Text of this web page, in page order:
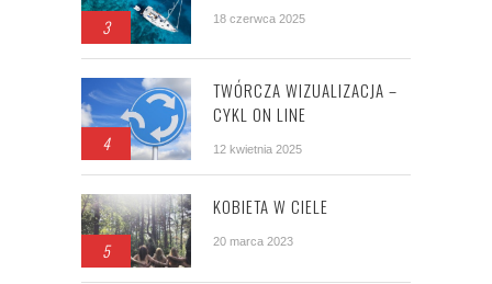
3 18 czerwca 2025
4
TWÓRCZA WIZUALIZACJA –
CYKL ON LINE
12 kwietnia 2025
5
KOBIETA W CIELE
20 marca 2023